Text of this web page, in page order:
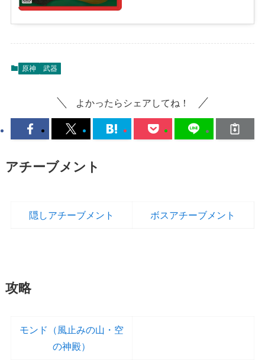
原神 武器
よかったらシェアしてね！
アチーブメント
隠しアチーブメント ボスアチーブメント
攻略
モンド（風止みの山・空
の神殿）